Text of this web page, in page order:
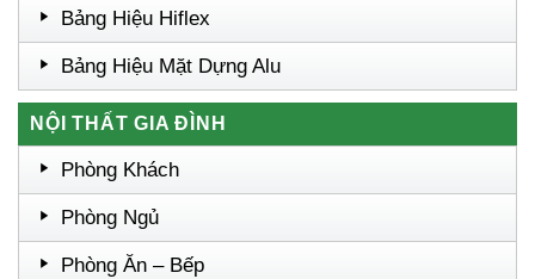
Bảng Hiệu Hiflex
Bảng Hiệu Mặt Dựng Alu
NỘI THẤT GIA ĐÌNH
Phòng Khách
Phòng Ngủ
Phòng Ăn – Bếp